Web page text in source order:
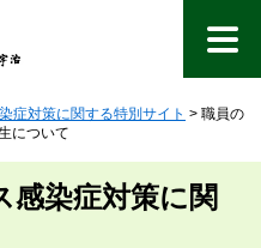
症対策に関する特別サイト > 職員の
について
感染症対策に関